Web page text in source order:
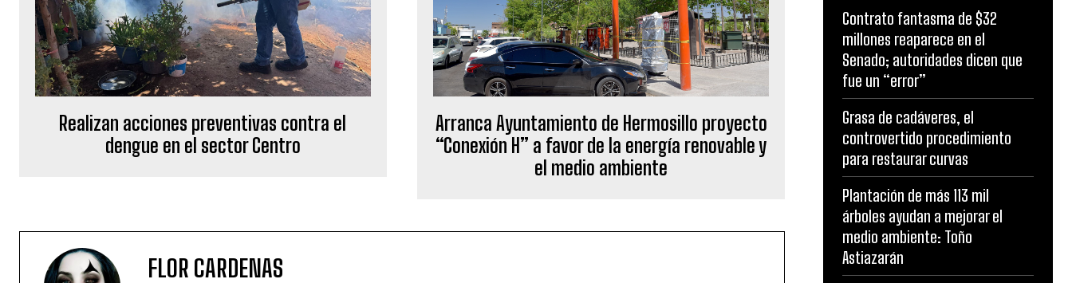
Realizan acciones preventivas contra el
dengue en el sector Centro
Arranca Ayuntamiento de Hermosillo proyecto
“Conexión H” a favor de la energía renovable y
el medio ambiente
FLOR CARDENAS
Contrato fantasma de $32
millones reaparece en el
Senado; autoridades dicen que
fue un “error”
Grasa de cadáveres, el
controvertido procedimiento
para restaurar curvas
Plantación de más 113 mil
árboles ayudan a mejorar el
medio ambiente: Toño
Astiazarán